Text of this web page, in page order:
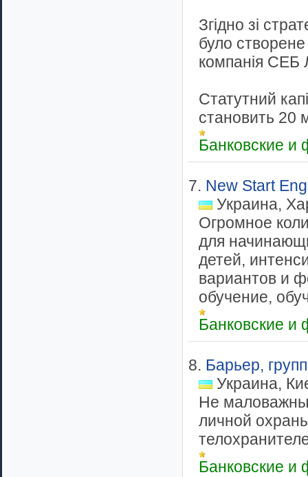
Згідно зі
було
компанія
Статутний
становить 20
Банковские и
7. New Start
Украина,
Огромное
для
детей,
вариантов и
обучение,
Банковские и
8. Барьер,
Украина,
Не
личной
Банковские и